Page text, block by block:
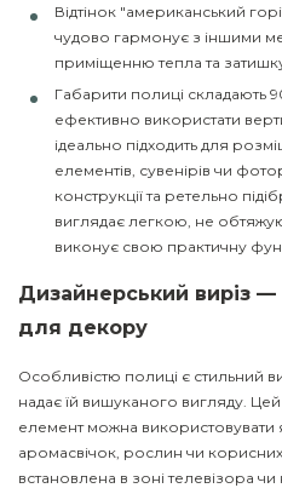
Відтінок "американський
чудово гармонує з іншими
приміщенню тепла та
Габарити полиці
ефективно використати
ідеально підходить для
елементів, сувенірів чи
конструкції та ретельно
виглядає легкою, не
виконує свою практичну
Дизайнерський виріз
для декору
Особливістю полиці є стильний
надає їй вишуканого вигляду.
елемент можна використовувати
аромасвічок, рослин чи
встановлена в зоні телевізора